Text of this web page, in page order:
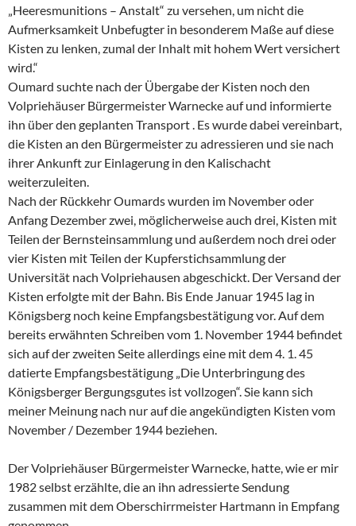
„Heeresmunitions – Anstalt“ zu versehen, um nicht die
Aufmerksamkeit Unbefugter in besonderem Maße auf diese
Kisten zu lenken, zumal der Inhalt mit hohem Wert versichert
wird.“
Oumard suchte nach der Übergabe der Kisten noch den
Volpriehäuser Bürgermeister Warnecke auf und informierte
ihn über den geplanten Transport . Es wurde dabei vereinbart,
die Kisten an den Bürgermeister zu adressieren und sie nach
ihrer Ankunft zur Einlagerung in den Kalischacht
weiterzuleiten.
Nach der Rückkehr Oumards wurden im November oder
Anfang Dezember zwei, möglicherweise auch drei, Kisten mit
Teilen der Bernsteinsammlung und außerdem noch drei oder
vier Kisten mit Teilen der Kupferstichsammlung der
Universität nach Volpriehausen abgeschickt. Der Versand der
Kisten erfolgte mit der Bahn. Bis Ende Januar 1945 lag in
Königsberg noch keine Empfangsbestätigung vor. Auf dem
bereits erwähnten Schreiben vom 1. November 1944 befindet
sich auf der zweiten Seite allerdings eine mit dem 4. 1. 45
datierte Empfangsbestätigung „Die Unterbringung des
Königsberger Bergungsgutes ist vollzogen“. Sie kann sich
meiner Meinung nach nur auf die angekündigten Kisten vom
November / Dezember 1944 beziehen.
Der Volpriehäuser Bürgermeister Warnecke, hatte, wie er mir
1982 selbst erzählte, die an ihn adressierte Sendung
zusammen mit dem Oberschirrmeister Hartmann in Empfang